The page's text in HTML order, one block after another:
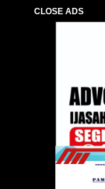
CLOSE ADS